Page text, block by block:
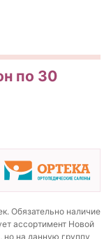
по 30
Обязательно наличие
ассортимент Новой
но на данную группу